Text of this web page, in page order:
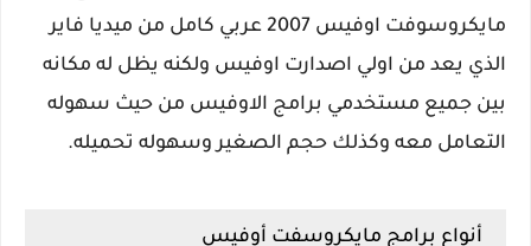
مايكروسوفت اوفيس 2007 عربي كامل من ميديا فاير
الذي يعد من اولي اصدارت اوفيس ولكنه يظل له مكانه
بين جميع مستخدمي برامج الاوفيس من حيث سهوله
التعامل معه وكذلك حجم الصغير وسهوله تحميله.
أنواع برامج مايكروسفت أوفيس